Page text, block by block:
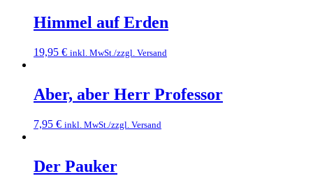
Himmel auf Erden
19,95 € inkl. MwSt./zzgl. Versand
Aber, aber Herr Professor
7,95 € inkl. MwSt./zzgl. Versand
Der Pauker